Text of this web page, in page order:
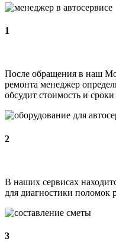
1
После обращения в наш
ремонта менеджер
обсудит стоимость и
2
В наших сервисах
для диагностики поломок
3